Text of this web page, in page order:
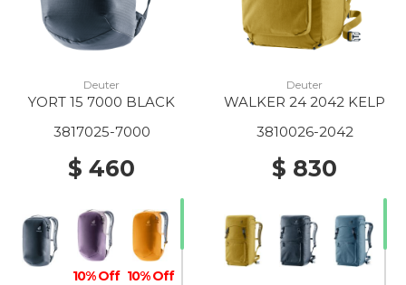
Deuter
YORT 15 7000 BLACK
3817025-7000
$ 460
10% Off 10% Off
Deuter
WALKER 24 2042 KELP
3810026-2042
$ 830